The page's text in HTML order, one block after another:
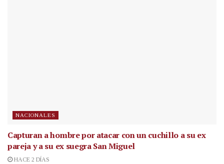
NACIONALES
Capturan a hombre por atacar con un cuchillo a su ex
pareja y a su ex suegra San Miguel
HACE 2 DÍAS